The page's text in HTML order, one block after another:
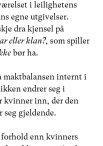
i leilighetens
egne utgivelser.
dra kjensel på
eller klan?, som spiller
bør ha.
maktbalansen internt i
endrer seg i
kvinner inn, der den
seg gjeldende.
forhold enn kvinners